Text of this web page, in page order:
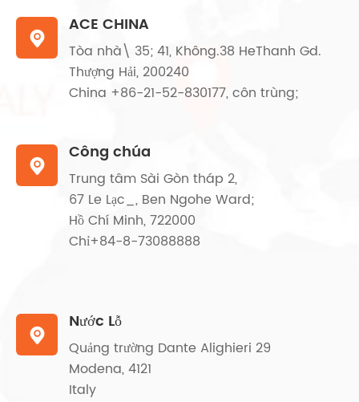

ACE CHINA
Tòa nhà\ 35; 41, Không.38 HeThanh Gd.
Thượng Hải, 200240
China +86-21-52-830177, côn trùng;

Công chúa
Trung tâm Sài Gòn tháp 2,
67 Le Lạc_, Ben Ngohe Ward;
Hồ Chí Minh, 722000
Chỉ+84-8-73088888

Nước Lỗ
Quảng trường Dante Alighieri 29
Modena, 4121
Italy